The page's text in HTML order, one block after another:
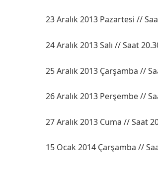
23 Aralık 2013 Pazartesi //
24 Aralık 2013 Salı // Saat
25 Aralık 2013 Çarşamba //
26 Aralık 2013 Perşembe //
27 Aralık 2013 Cuma // Saat
15 Ocak 2014 Çarşamba //